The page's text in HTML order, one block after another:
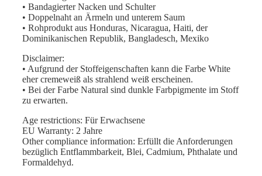
• Bandagierter Nacken und Schulter
• Doppelnaht an Ärmeln und unterem Saum
• Rohprodukt aus Honduras, Nicaragua, Haiti, der
Dominikanischen Republik, Bangladesch, Mexiko
Disclaimer:
• Aufgrund der Stoffeigenschaften kann die Farbe White
eher cremeweiß als strahlend weiß erscheinen.
• Bei der Farbe Natural sind dunkle Farbpigmente im Stoff
zu erwarten.
Age restrictions: Für Erwachsene
EU Warranty: 2 Jahre
Other compliance information: Erfüllt die Anforderungen
bezüglich Entflammbarkeit, Blei, Cadmium, Phthalate und
Formaldehyd.